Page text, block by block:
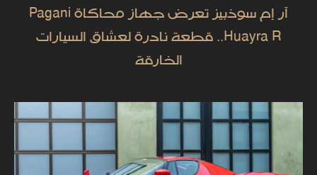
آر إم سوذبيز تعرض جهاز محاكاة Pagani
Huayra R.. قطعة نادرة لعشاق السيارات
الخارقة